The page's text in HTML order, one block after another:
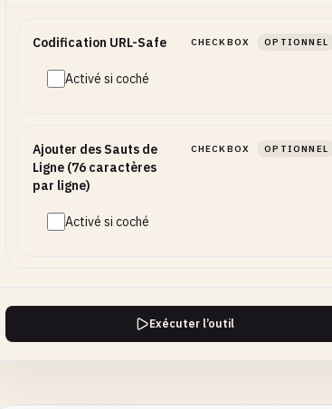
Codification URL-Safe CHECKBOX OPTIONNEL
Activé si coché
Ajouter des Sauts de
Ligne (76 caractères
par ligne)
CHECKBOX OPTIONNEL
Activé si coché
Exécuter l’outil